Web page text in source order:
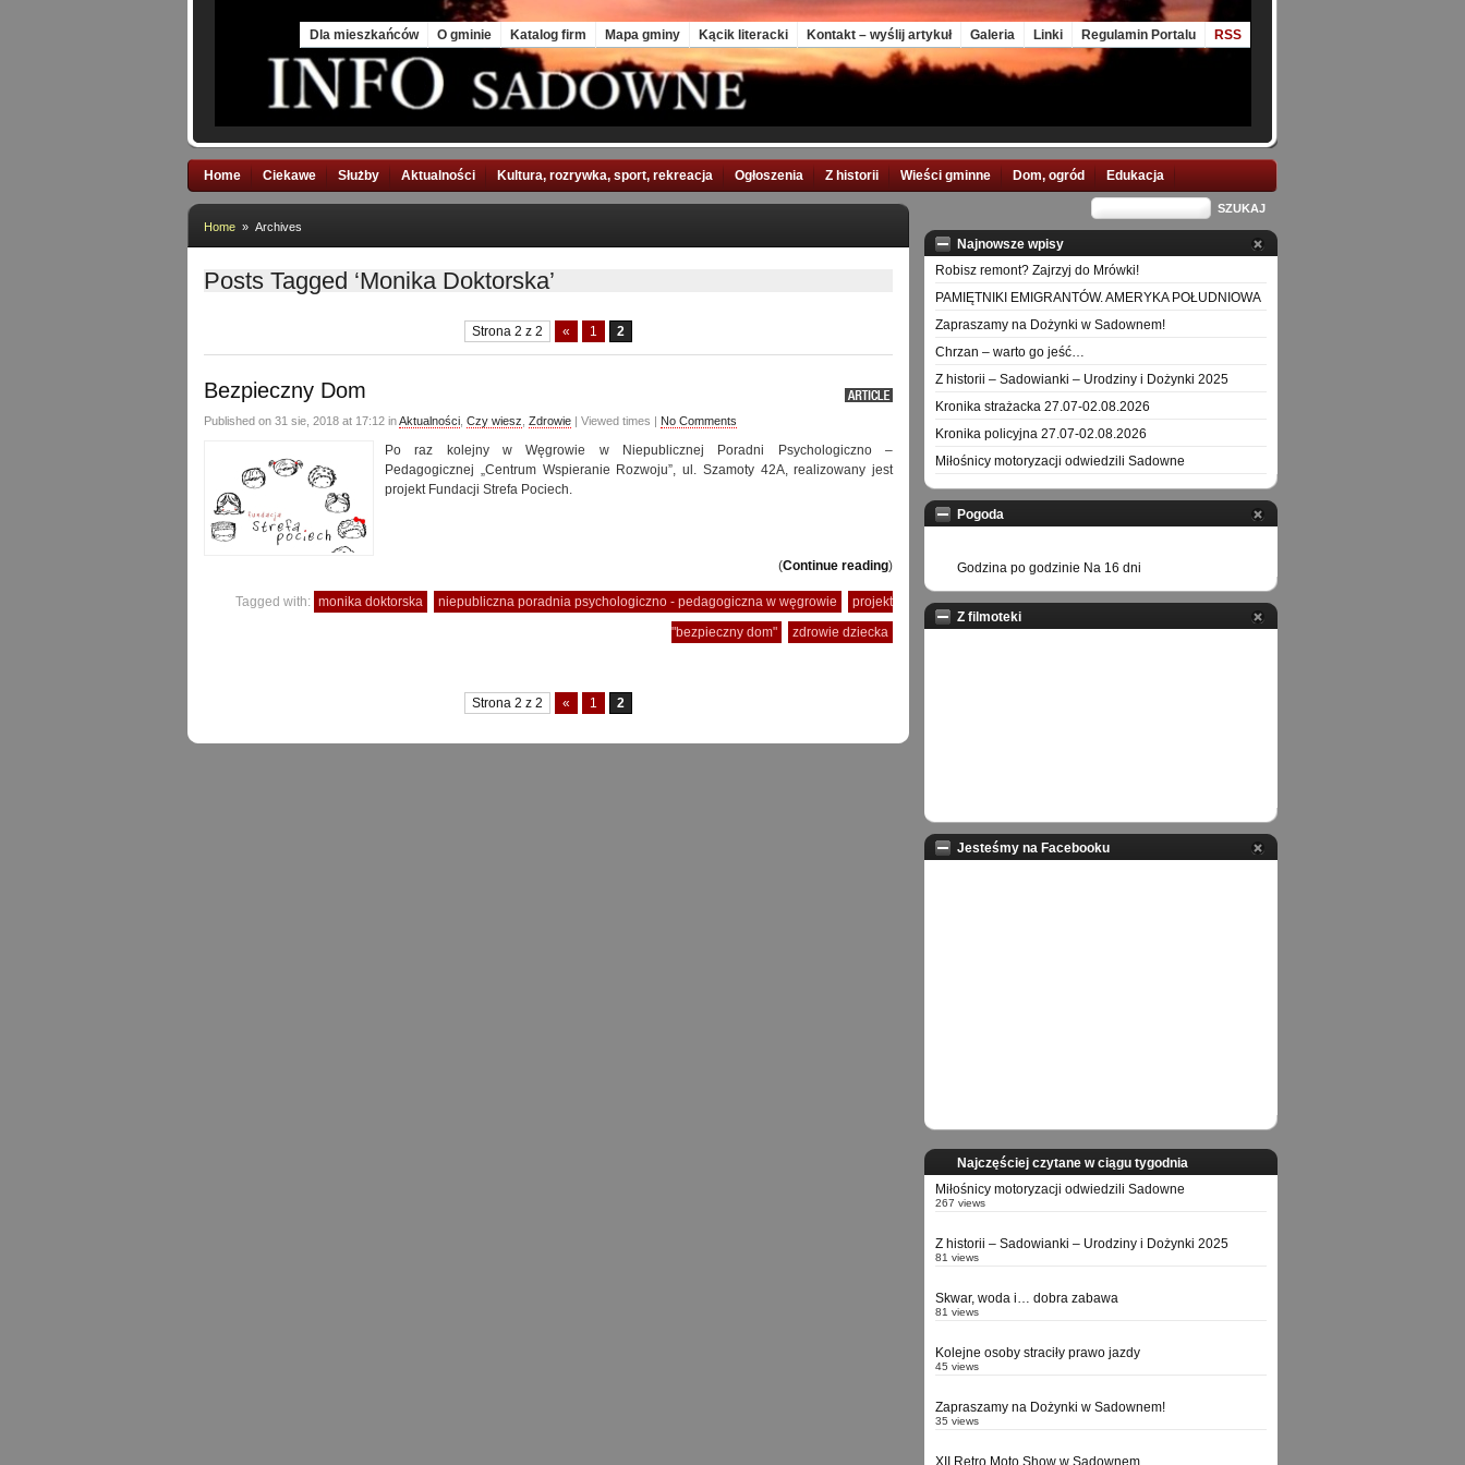
Dla mieszkańców O gminie Katalog firm Mapa gminy Kącik literacki Kontakt – wyślij artykuł Galeria Linki Regulamin Portalu RSS
Home Ciekawe Służby Aktualności Kultura, rozrywka, sport, rekreacja Ogłoszenia Z historii Wieści gminne Dom, ogród Edukacja
Home » Archives
Posts Tagged ‘Monika Doktorska’
Strona 2 z 2 « 1 2
Bezpieczny Dom
Published on 31 sie, 2018 at 17:12 inAktualności Czy wiesz Zdrowie | Viewed times | No Comments
Po raz kolejny w Węgrowie w Niepublicznej Poradni Psychologiczno –
Pedagogicznej „Centrum Wspieranie Rozwoju”, ul. Szamoty 42A, realizowany jest
projekt Fundacji Strefa Pociech.
(Continue reading)
Tagged with: monika doktorska niepubliczna poradnia psychologiczno - pedagogiczna w węgrowie
projekt
"bezpieczny dom"
zdrowie dziecka
Strona 2 z 2 « 1 2
Najnowsze wpisy
Robisz remont? Zajrzyj do Mrówki!
PAMIĘTNIKI EMIGRANTÓW. AMERYKA POŁUDNIOWA
Zapraszamy na Dożynki w Sadownem!
Chrzan – warto go jeść…
Z historii – Sadowianki – Urodziny i Dożynki 2025
Kronika strażacka 27.07-02.08.2026
Kronika policyjna 27.07-02.08.2026
Miłośnicy motoryzacji odwiedzili Sadowne
Pogoda
Godzina po godzinie Na 16 dni
Z filmoteki
Jesteśmy na Facebooku
Najczęściej czytane w ciągu tygodnia
Miłośnicy motoryzacji odwiedzili Sadowne
267 views
Z historii – Sadowianki – Urodziny i Dożynki 2025
81 views
Skwar, woda i… dobra zabawa
81 views
Kolejne osoby straciły prawo jazdy
45 views
Zapraszamy na Dożynki w Sadownem!
35 views
XII Retro Moto Show w Sadownem